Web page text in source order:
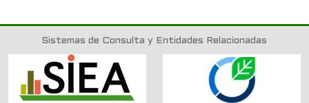
Sistemas de Consulta y Entidades Relacionadas